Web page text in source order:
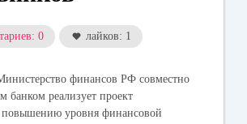
0 лайков: 1
финансов РФ совместно
банком реализует проект
повышению уровня финансовой